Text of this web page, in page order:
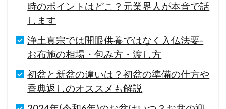
時のポイントはどこ？元業界人が本音で話
します
浄土真宗では開眼供養ではなく入仏法要-
お布施の相場・包み方・渡し方
初盆と新盆の違いは？初盆の準備の仕方や
香典返しのオススメも解説